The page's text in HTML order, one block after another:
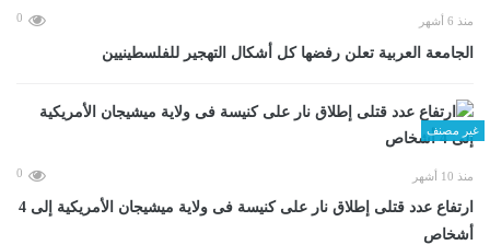
منذ 6 أشهر 0
الجامعة العربية تعلن رفضها كل أشكال التهجير للفلسطينيين
غير مصنف
منذ 10 أشهر 0
ارتفاع عدد قتلى إطلاق نار على كنيسة فى ولاية ميشيجان الأمريكية إلى 4
أشخاص